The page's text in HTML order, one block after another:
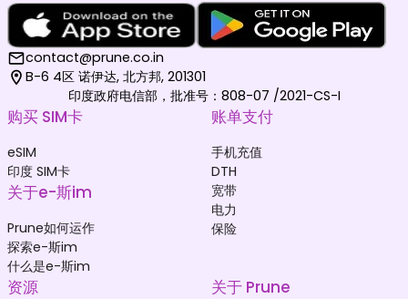
contact@prune.co.in
B-6 4区 诺伊达, 北方邦, 201301
印度政府电信部，批准号：808-07 /2021-CS-I
购买 SIM卡
eSIM
印度 SIM卡
关于e-斯im
Prune如何运作
探索e-斯im
什么是e-斯im
账单支付
手机充值
DTH
宽带
电力
保险
资源 关于 Prune